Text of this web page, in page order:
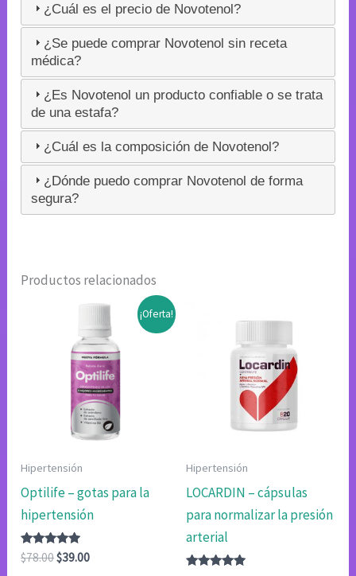
¿Cuál es el precio de Novotenol?
¿Se puede comprar Novotenol sin receta
médica?
¿Es Novotenol un producto confiable o se trata
de una estafa?
¿Cuál es la composición de Novotenol?
¿Dónde puedo comprar Novotenol de forma
segura?
Productos relacionados
¡Oferta!
Hipertensión
Optilife – gotas para la
hipertensión
Valorado
con
$78.00El
$39.00El
Hipertensión
LOCARDIN – cápsulas
para normalizar la presión
arterial